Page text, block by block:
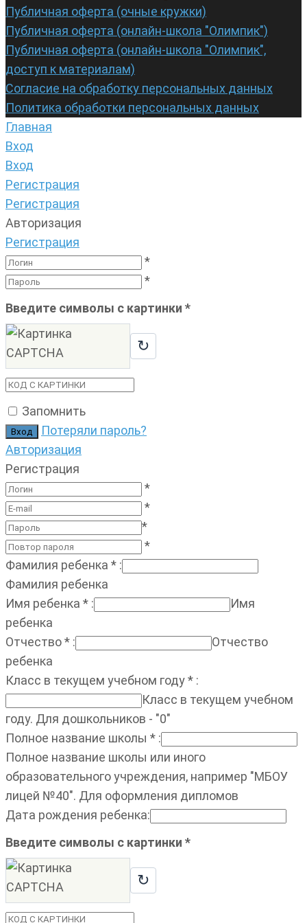
Публичная оферта (очные кружки)
Публичная оферта (онлайн-школа "Олимпик")
Публичная оферта (онлайн-школа "Олимпик",
доступ к материалам)
Согласие на обработку персональных данных
Политика обработки персональных данных
Главная
Вход
Вход
Регистрация
Регистрация
Авторизация
Регистрация
*
*
Введите символы с картинки *
↻
Запомнить
Потеряли пароль?
Авторизация
Регистрация
*
*
*
*
Фамилия ребенка * :
Фамилия ребенка
Имя ребенка * :
Имя
ребенка
Отчество* :
Отчество
ребенка
Класс в текущем учебном году* :
Класс в текущем учебном
году. Для дошкольников - "0"
Полное название школы * :
Полное название школы или иного
образовательного учреждения, например "МБОУ
лицей №40". Для оформления дипломов
Дата рождения ребенка:
Введите символы с картинки *
↻